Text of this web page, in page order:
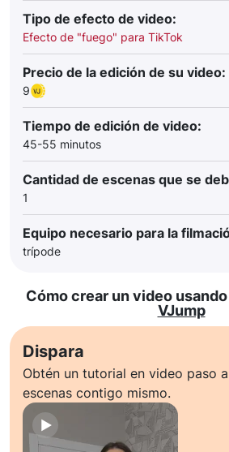
Tipo de efecto de video:
Efecto de "fuego" para TikTok
Precio de la edición de su video:
9
Tiempo de edición de video:
45-55 minutos
Cantidad de escenas que se
1
Equipo necesario para la
trípode
Cómo crear un video
VJump
Dispara
Obtén un tutorial en video paso
escenas contigo mismo.